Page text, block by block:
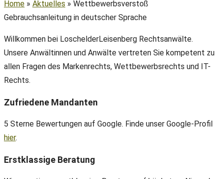
Home » Aktuelles » Wettbewerbsverstoß
Gebrauchsanleitung in deutscher Sprache
Willkommen bei LoschelderLeisenberg Rechtsanwälte.
Unsere Anwältinnen und Anwälte vertreten Sie kompetent zu
allen Fragen des Markenrechts, Wettbewerbsrechts und IT-
Rechts.
Zufriedene Mandanten
5 Sterne Bewertungen auf Google. Finde unser Google-Profil
hier.
Erstklassige Beratung